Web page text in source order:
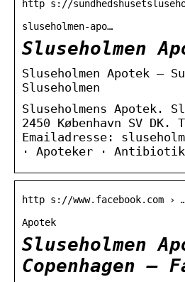
http s://
sluseholmen-apo…
Sluseholmen
Sluseholmen Apotek –
Sluseholmen
Sluseholmens Apotek.
2450 København SV DK.
Emailadresse:
· Apoteker ·
http s://www.facebook.com ›
Apotek
Sluseholmen
Copenhagen –